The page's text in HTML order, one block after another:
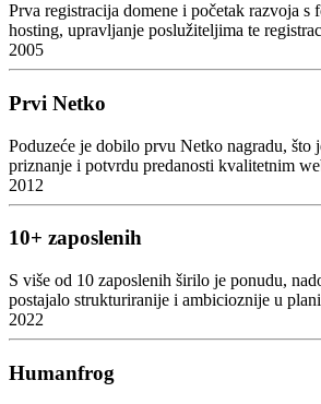
Prva registracija domene i početak razvoja s
hosting, upravljanje poslužiteljima te
2005
Prvi Netko
Poduzeće je dobilo prvu Netko nagradu, što
priznanje i potvrdu predanosti kvalitetnim
2012
10+ zaposlenih
S više od 10 zaposlenih širilo je ponudu,
postajalo strukturiranije i ambicioznije u
2022
Humanfrog